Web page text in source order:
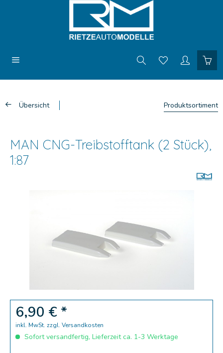
Übersicht Produktsortiment
MAN CNG-Treibstofftank (2 Stück),
1:87
6,90 € *
inkl. MwSt. zzgl. Versandkosten
Sofort versandfertig, Lieferzeit ca. 1-3 Werktage